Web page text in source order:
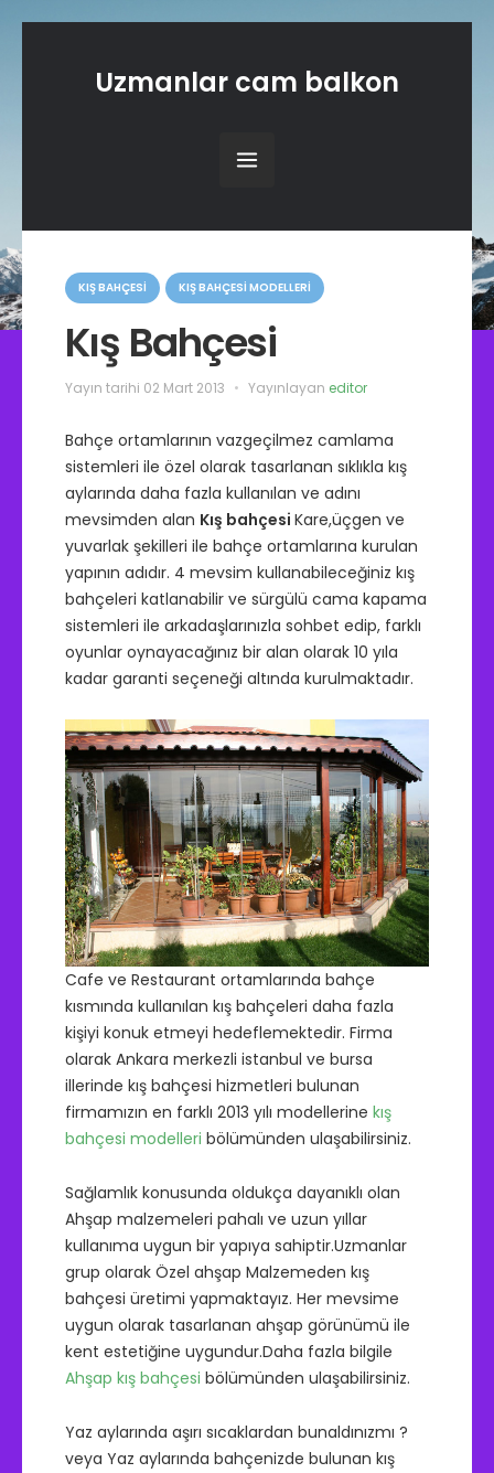
Uzmanlar cam balkon
a
e
o
e
KIŞ BAHÇESI KIŞ BAHÇESI MODELLERI
Kış Bahçesi
Yayın tarihi 02 Mart 2013 Yayınlayan editor
Bahçe ortamlarının vazgeçilmez camlama
sistemleri ile özel olarak tasarlanan sıklıkla kış
aylarında daha fazla kullanılan ve adını
mevsimden alan Kış bahçesi Kare,üçgen ve
yuvarlak şekilleri ile bahçe ortamlarına kurulan
yapının adıdır. 4 mevsim kullanabileceğiniz kış
bahçeleri katlanabilir ve sürgülü cama kapama
sistemleri ile arkadaşlarınızla sohbet edip, farklı
oyunlar oynayacağınız bir alan olarak 10 yıla
kadar garanti seçeneği altında kurulmaktadır.
Cafe ve Restaurant ortamlarında bahçe
kısmında kullanılan kış bahçeleri daha fazla
kişiyi konuk etmeyi hedeflemektedir. Firma
olarak Ankara merkezli istanbul ve bursa
illerinde kış bahçesi hizmetleri bulunan
firmamızın en farklı 2013 yılı modellerine kış
bahçesi modelleri bölümünden ulaşabilirsiniz.
Sağlamlık konusunda oldukça dayanıklı olan
Ahşap malzemeleri pahalı ve uzun yıllar
kullanıma uygun bir yapıya sahiptir.Uzmanlar
grup olarak Özel ahşap Malzemeden kış
bahçesi üretimi yapmaktayız. Her mevsime
uygun olarak tasarlanan ahşap görünümü ile
kent estetiğine uygundur.Daha fazla bilgile
Ahşap kış bahçesi bölümünden ulaşabilirsiniz.
Yaz aylarında aşırı sıcaklardan bunaldınızmı ?
veya Yaz aylarında bahçenizde bulunan kış